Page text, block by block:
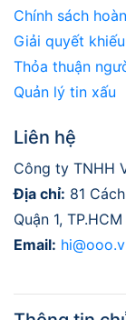
Chính sách
Giải quyết
Thỏa thuận
Quản lý tin xấu
Liên hệ
Công ty TNHH
Địa chỉ: 81
Quận 1, TP.HCM
Email: